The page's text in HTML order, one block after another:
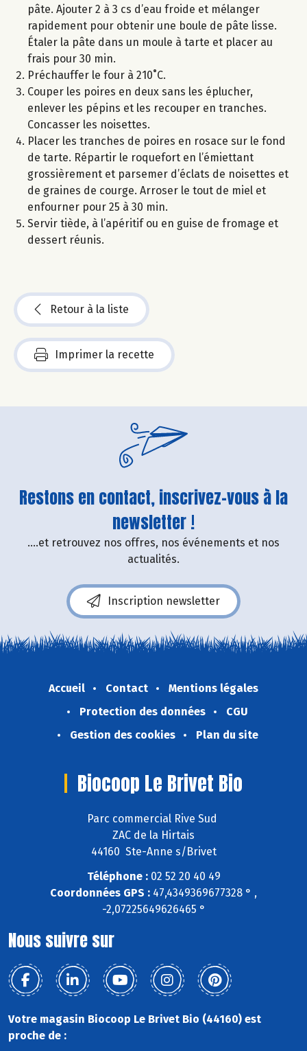
pâte. Ajouter 2 à 3 cs d’eau froide et mélanger
rapidement pour obtenir une boule de pâte lisse.
Étaler la pâte dans un moule à tarte et placer au
frais pour 30 min.
Préchauffer le four à 210˚C.
Couper les poires en deux sans les éplucher,
enlever les pépins et les recouper en tranches.
Concasser les noisettes.
Placer les tranches de poires en rosace sur le fond
de tarte. Répartir le roquefort en l’émiettant
grossièrement et parsemer d’éclats de noisettes et
de graines de courge. Arroser le tout de miel et
enfourner pour 25 à 30 min.
Servir tiède, à l’apéritif ou en guise de fromage et
dessert réunis.
Retour à la liste
Imprimer la recette
Restons en contact, inscrivez-vous à la
newsletter !
....et retrouvez nos offres, nos événements et nos
actualités.
Inscription newsletter
Accueil Contact
Mentions légales
Protection des données
CGU
Gestion des cookies
Plan du site
Biocoop Le Brivet Bio
Parc commercial Rive Sud
ZAC de la Hirtais
44160 Ste-Anne s/Brivet
Téléphone :02 52 20 40 49
Coordonnées GPS : 47,4349369677328 ° ,
-2,07225649626465 °
Nous suivre sur
Votre magasin Biocoop Le Brivet Bio (44160) est
proche de :